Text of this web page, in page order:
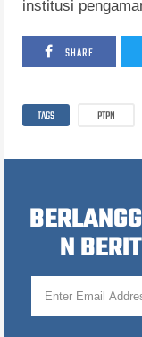
institusi
SHARE
TAGS PTPN
N